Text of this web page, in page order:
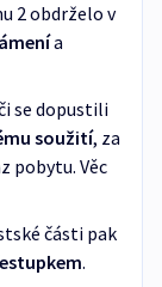
2 obdrželo v
a
se dopustili
soužití, za
pobytu. Věc
části pak
.